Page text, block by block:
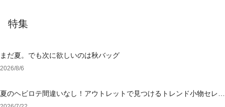
特集
まだ夏。でも次に欲しいのは秋バッグ
2026/8/6
夏のヘビロテ間違いなし！アウトレットで見つけるトレンド小物セレク
ション